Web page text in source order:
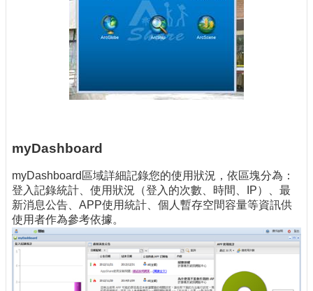
myDashboard
myDashboard區域詳細記錄您的使用狀況，依區塊分為：
登入記錄統計、使用狀況（登入的次數、時間、IP）、最
新消息公告、APP使用統計、個人暫存空間容量等資訊供
使用者作為參考依據。